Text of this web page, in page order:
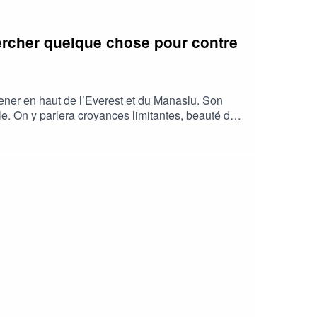
quelque chose pour contre
en haut de l’Everest et du Manaslu. Son
On y parlera croyances limitantes, beauté du
par Amélie Mauro, a été présenté au festival
#FemmesEnMontagne
mail à contact@pourquoitugrimpes.frN'hésitez
:Titre: LeafAuteur: KVSource:
(5MB): https://auboutdufil.com/?id=509